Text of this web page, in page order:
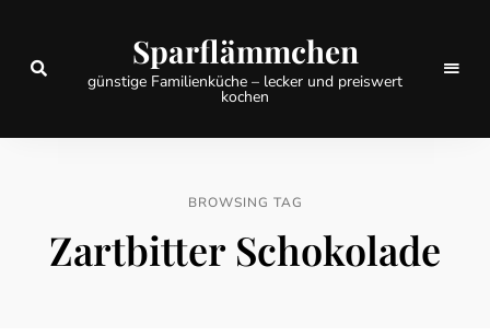
Sparflämmchen
günstige Familienküche – lecker und preiswert
kochen
BROWSING TAG
Zartbitter Schokolade